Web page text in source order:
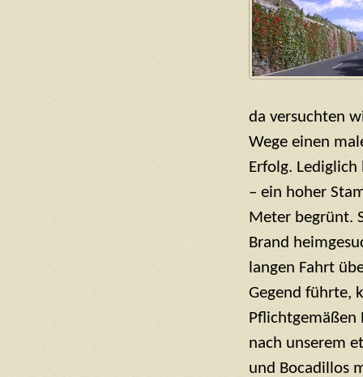
da versuchten
Wege einen
Erfolg.
– ein hoher
Meter begrünt.
Brand
langen Fahrt
Gegend führte,
Pflichtgemäßen
nach unserem
und Bocadillos